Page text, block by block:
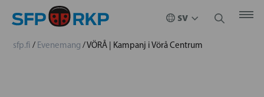
sfp.fi / Evenemang /VÖRÅ | Kampanj i Vörå Centrum